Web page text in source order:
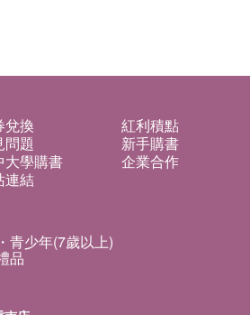
兌換
紅利積點
問題
新手購書
大學購書
企業合作
連結
青少年(7歲以上)
品